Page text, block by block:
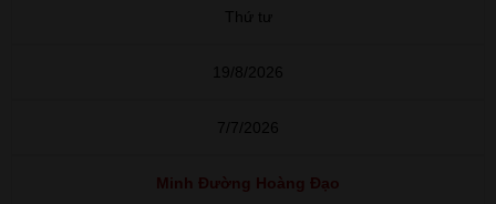
Thứ tư
19/8/2026
7/7/2026
Minh Đường Hoàng Đạo